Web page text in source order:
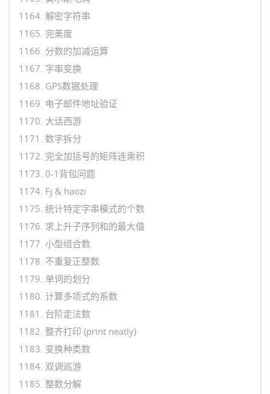
1164. 解密字符串
1165. 完美度
1166. 分数的加减运算
1167. 字串变换
1168. GPS数据处理
1169. 电子邮件地址验证
1170. 大话西游
1171. 数字拆分
1172. 完全加括号的矩阵连乘积
1173. 0-1背包问题
1174. Fj & haozi
1175. 统计特定字串模式的个数
1176. 求上升子序列和的最大值
1177. 小型组合数
1178. 不重复正整数
1179. 单词的划分
1180. 计算多项式的系数
1181. 台阶走法数
1182. 整齐打印 (print neatly)
1183. 变换种类数
1184. 双调巡游
1185. 整数分解